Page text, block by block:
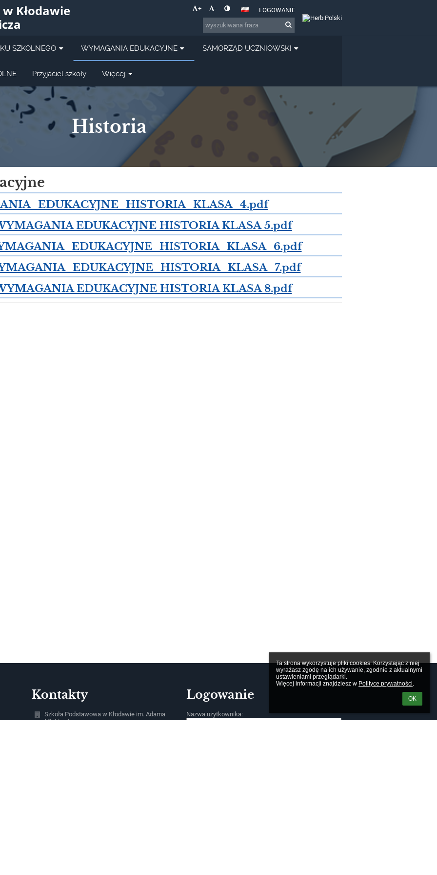
Ta strona wykorzystuje pliki cookies. Korzystając z niej
wyrażasz zgodę na ich używanie, zgodnie z aktualnymi
ustawieniami przeglądarki.
Więcej informacji znajdziesz w Polityce prywatności.
OK
Kłodawie
+ - LOGOWANIE
SZKOLNEGO WYMAGANIA EDUKACYJNE SAMORZĄD UCZNIOWSKI
Przyjaciel szkoły Więcej
Historia
EDUKACYJNE HISTORIA KLASA 5.pdf
EDUKACYJNE HISTORIA KLASA 8.pdf
Kontakty
Szkoła Podstawowa w Kłodawie im. Adama
Mickiewicza
Logowanie
Nazwa użytkownika: